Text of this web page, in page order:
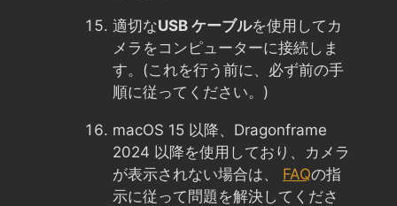
適切なUSB ケーブルを使用してカ
メラをコンピューターに接続しま
す。(これを行う前に、必ず前の手
順に従ってください。)
macOS 15 以降、Dragonframe
2024 以降を使用しており、カメラ
が表示されない場合は、 FAQの指
示に従って問題を解決してくださ